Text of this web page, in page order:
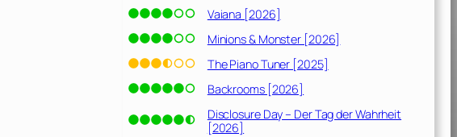
Vaiana [2026]
Minions & Monster [2026]
The Piano Tuner [2025]
Backrooms [2026]
Disclosure Day – Der Tag der Wahrheit
[2026]